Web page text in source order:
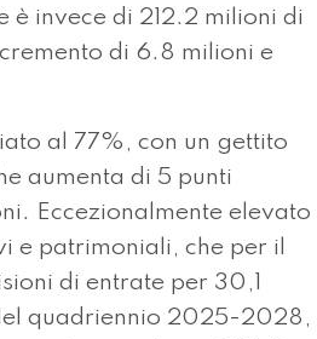
invece di 212.2 milioni di
di 6.8 milioni e
al 77%, con un gettito
aumenta di 5 punti
Eccezionalmente elevato
e patrimoniali, che per il
di entrate per 30,1
quadriennio 2025-2028,